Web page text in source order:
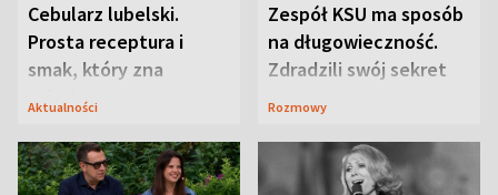
Cebularz lubelski.
Prosta receptura i
smak, który zna
Lubelszczyzna
Aktualności
Zespół KSU ma sposób
na długowieczność.
Zdradzili swój sekret
Rozmowy